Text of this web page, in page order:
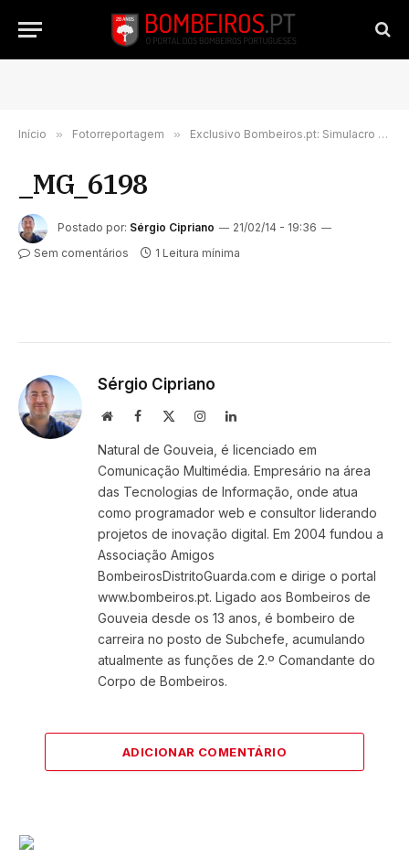
Início » Fotorreportagem » Exclusivo Bombeiros.pt: Simulacro em Santa Comba Dão mobiliza agentes de protecção civil e REFER
_MG_6198
Postado por: Sérgio Cipriano
21/02/14 - 19:36
Sem comentários
1 Leitura mínima
Sérgio Cipriano
WebsiteFacebook InstagramLinkedIn
Natural de Gouveia, é licenciado em
Comunicação Multimédia. Empresário na área
das Tecnologias de Informação, onde atua
como programador web e consultor liderando
projetos de inovação digital. Em 2004 fundou a
Associação Amigos
BombeirosDistritoGuarda.com e dirige o portal
www.bombeiros.pt. Ligado aos Bombeiros de
Gouveia desde os 13 anos, é bombeiro de
carreira no posto de Subchefe, acumulando
atualmente as funções de 2.º Comandante do
Corpo de Bombeiros.
ADICIONAR COMENTÁRIO